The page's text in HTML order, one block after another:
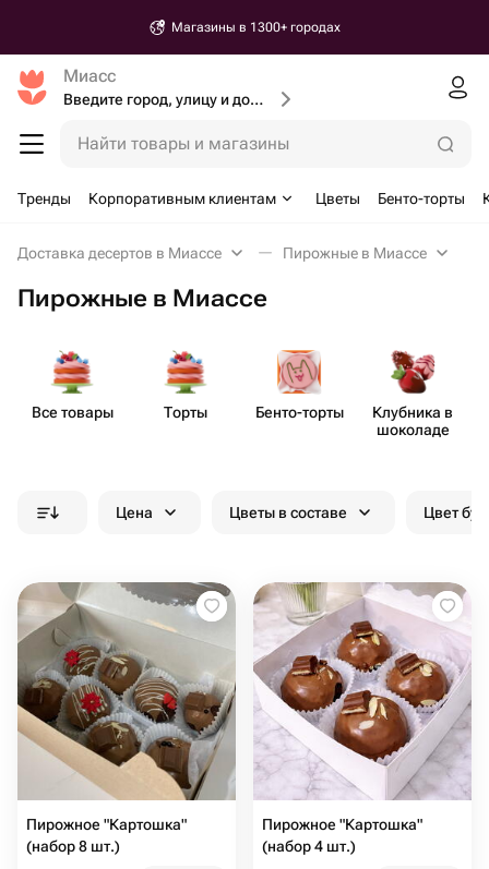
Магазины в 1300+ городах
Миасс
Введите город, улицу и дом доставки
Найти товары и магазины
Тренды Корпоративным клиентам Цветы Бенто-торты
Доставка десертов в Миассе Пирожные в Миассе
Пирожные в Миассе
Все товары Торты Бенто​-торты
Клубника в
шоколаде
Цена Цветы в составе Цвет
Пирожное "Картошка"
(набор 8 шт.)
Пирожное "Картошка"
(набор 4 шт.)